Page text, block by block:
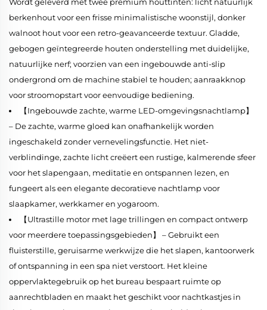
Wordt geleverd met twee premium houttinten: licht natuurlijk
berkenhout voor een frisse minimalistische woonstijl, donker
walnoot hout voor een retro-geavanceerde textuur. Gladde,
gebogen geïntegreerde houten onderstelling met duidelijke,
natuurlijke nerf; voorzien van een ingebouwde anti-slip
ondergrond om de machine stabiel te houden; aanraakknop
voor stroomopstart voor eenvoudige bediening.
【Ingebouwde zachte, warme LED-omgevingsnachtlamp】
– De zachte, warme gloed kan onafhankelijk worden
ingeschakeld zonder vernevelingsfunctie. Het niet-
verblindinge, zachte licht creëert een rustige, kalmerende sfeer
voor het slapengaan, meditatie en ontspannen lezen, en
fungeert als een elegante decoratieve nachtlamp voor
slaapkamer, werkkamer en yogaroom.
【Ultrastille motor met lage trillingen en compact ontwerp
voor meerdere toepassingsgebieden】 – Gebruikt een
fluisterstille, geruisarme werkwijze die het slapen, kantoorwerk
of ontspanning in een spa niet verstoort. Het kleine
oppervlaktegebruik op het bureau bespaart ruimte op
aanrechtbladen en maakt het geschikt voor nachtkastjes in